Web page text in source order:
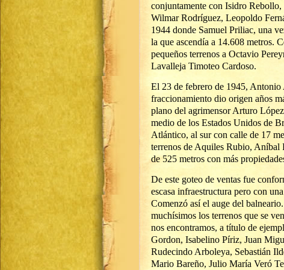
conjuntamente con Isidro
Wilmar Rodríguez, Leopoldo
1944 donde Samuel Priliac, una
la que ascendía a 14.608 metros.
pequeños terrenos a Octavio
Lavalleja Timoteo Cardoso.
El 23 de febrero de 1945,
fraccionamiento dio origen años
plano del agrimensor Arturo
medio de los Estados Unidos de
Atlántico, al sur con calle de 17
terrenos de Aquiles Rubio, Aníbal
de 525 metros con más
De este goteo de ventas fue
escasa infraestructura pero con
Comenzó así el auge del
muchísimos los terrenos que se
nos encontramos, a título de
Gordon, Isabelino Píriz, Juan
Rudecindo Arboleya, Sebastián
Mario Bareño, Julio María Veró